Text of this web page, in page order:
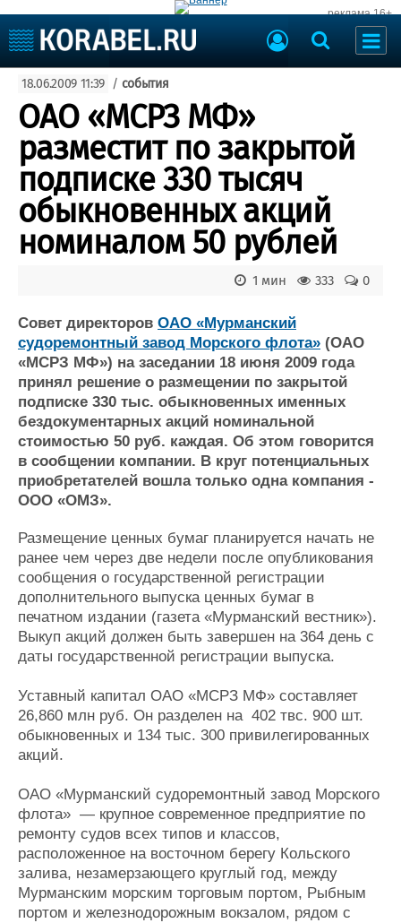
реклама 16+
Судоходство
Судоремонт
События
Порты
Рыболовство
ВМФ
Образование
Яхты и катера
Еще
Компании
Репутация
Крюинг
Журнал
Реклама
Торговая площадка
Доска объявлений
Оборудование
Изделия
Материалы
Услуги
Конференции
Личности
Словарь
Форум
Отзывы
Все службы
18.06.2009 11:39 / события
ОАО «МСРЗ МФ»
разместит по закрытой
подписке 330 тысяч
обыкновенных акций
номиналом 50 рублей
0
333
1 мин
Совет директоров ОАО «Мурманский
судоремонтный завод Морского флота» (ОАО
«МСРЗ МФ») на заседании 18 июня 2009 года
принял решение о размещении по закрытой
подписке 330 тыс. обыкновенных именных
бездокументарных акций номинальной
стоимостью 50 руб. каждая. Об этом говорится
в сообщении компании. В круг потенциальных
приобретателей вошла только одна компания -
ООО «ОМЗ».
Размещение ценных бумаг планируется начать не
ранее чем через две недели после опубликования
сообщения о государственной регистрации
дополнительного выпуска ценных бумаг в
печатном издании (газета «Мурманский вестник»).
Выкуп акций должен быть завершен на 364 день с
даты государственной регистрации выпуска.
Уставный капитал ОАО «МСРЗ МФ» составляет
26,860 млн руб. Он разделен на 402 твс. 900 шт.
обыкновенных и 134 тыс. 300 привилегированных
акций.
ОАО «Мурманский судоремонтный завод Морского
флота» — крупное современное предприятие по
ремонту судов всех типов и классов,
расположенное на восточном берегу Кольского
залива, незамерзающего круглый год, между
Мурманским морским торговым портом, Рыбным
портом и железнодорожным вокзалом, рядом с